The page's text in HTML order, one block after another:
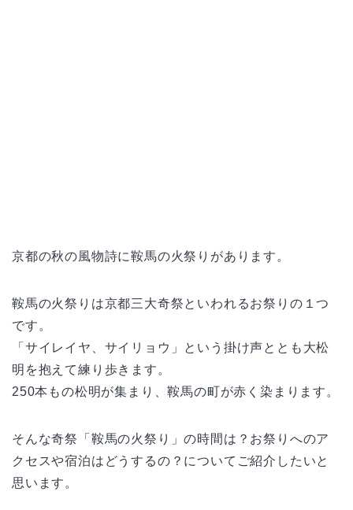
京都の秋の風物詩に鞍馬の火祭りがあります。
鞍馬の火祭りは京都三大奇祭といわれるお祭りの１つ
です。
「サイレイヤ、サイリョウ」という掛け声ととも大松
明を抱えて練り歩きます。
250本もの松明が集まり、鞍馬の町が赤く染まります。
そんな奇祭「鞍馬の火祭り」の時間は？お祭りへのア
クセスや宿泊はどうするの？についてご紹介したいと
思います。